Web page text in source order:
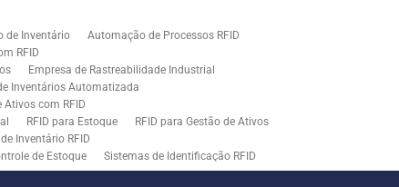
de Inventário
Automação de Processos RFID
RFID
Empresa de Rastreabilidade Industrial
Inventários Automatizada
Ativos com RFID
RFID para Estoque
RFID para Gestão de Ativos
Inventário RFID
de Estoque
Sistemas de Identificação RFID
Rastreamento RFID